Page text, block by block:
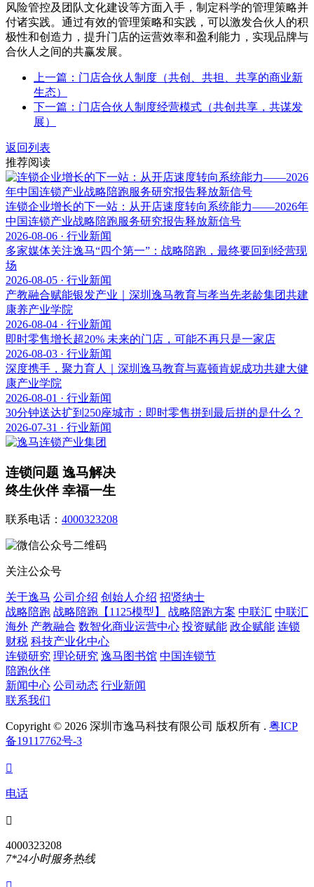
风险管控及团队文化建设等方面入手，制定科学的管理策略并
付诸实践。通过有效的管理策略和实践，可以激发合伙人的积
极性和创造力，提升门店的运营效率和盈利能力，实现品牌与
合伙人之间的共赢发展。
上一篇：门店合伙人制度（共创、共担、共享的商业新
生态）
下一篇：门店合伙人制度经营模式（共创共享，共谋发
展）
返回列表
推荐阅读
连锁企业增长的下一站：从开店速度转向系统能力——2026年
中国连锁产业战略陪跑服务研究报告释放新信号
2026-08-06 · 行业新闻
多家媒体关注逸马“四个第一”：战略陪跑，最终要回到经营现
场
2026-08-05 · 行业新闻
产教融合赋能银发产业｜深圳逸马教育与孝当先老龄集团共建
康养产业学院
2026-08-04 · 行业新闻
即时零售增长超20% 未来的门店，可能不再只是一家店
2026-08-03 · 行业新闻
深度携手，聚力育人｜深圳逸马教育与嘉顿肯妮成功共建大健
康产业学院
2026-08-01 · 行业新闻
30分钟送达扩到250座城市：即时零售拼到最后拼的是什么？
2026-07-31 · 行业新闻
连锁问题 逸马解决
终生伙伴 幸福一生
联系电话： 4000323208
关注公众号
关于逸马 公司介绍 创始人介绍 招贤纳士
战略陪跑 战略陪跑【1125模型】 战略陪跑方案 中联汇 中联汇
海外 产教融合 数智化商业运营中心 投资赋能 政企赋能 连锁
财税 科技产业化中心
连锁研究 理论研究 逸马图书馆 中国连锁节
陪跑伙伴
新闻中心 公司动态 行业新闻
联系我们
Copyright © 2026 深圳市逸马科技有限公司 版权所有 . 粤ICP
备19117762号-3

电话

4000323208
7*24小时服务热线